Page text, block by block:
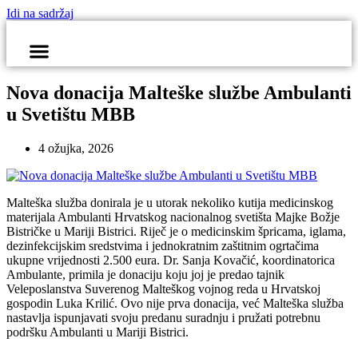
Idi na sadržaj
Nova donacija Malteške službe Ambulanti
u Svetištu MBB
4 ožujka, 2026
Malteška služba donirala je u utorak nekoliko kutija medicinskog
materijala Ambulanti Hrvatskog nacionalnog svetišta Majke Božje
Bistričke u Mariji Bistrici. Riječ je o medicinskim špricama, iglama,
dezinfekcijskim sredstvima i jednokratnim zaštitnim ogrtačima
ukupne vrijednosti 2.500 eura. Dr. Sanja Kovačić, koordinatorica
Ambulante, primila je donaciju koju joj je predao tajnik
Veleposlanstva Suverenog Malteškog vojnog reda u Hrvatskoj
gospodin Luka Krilić. Ovo nije prva donacija, već Malteška služba
nastavlja ispunjavati svoju predanu suradnju i pružati potrebnu
podršku Ambulanti u Mariji Bistrici.